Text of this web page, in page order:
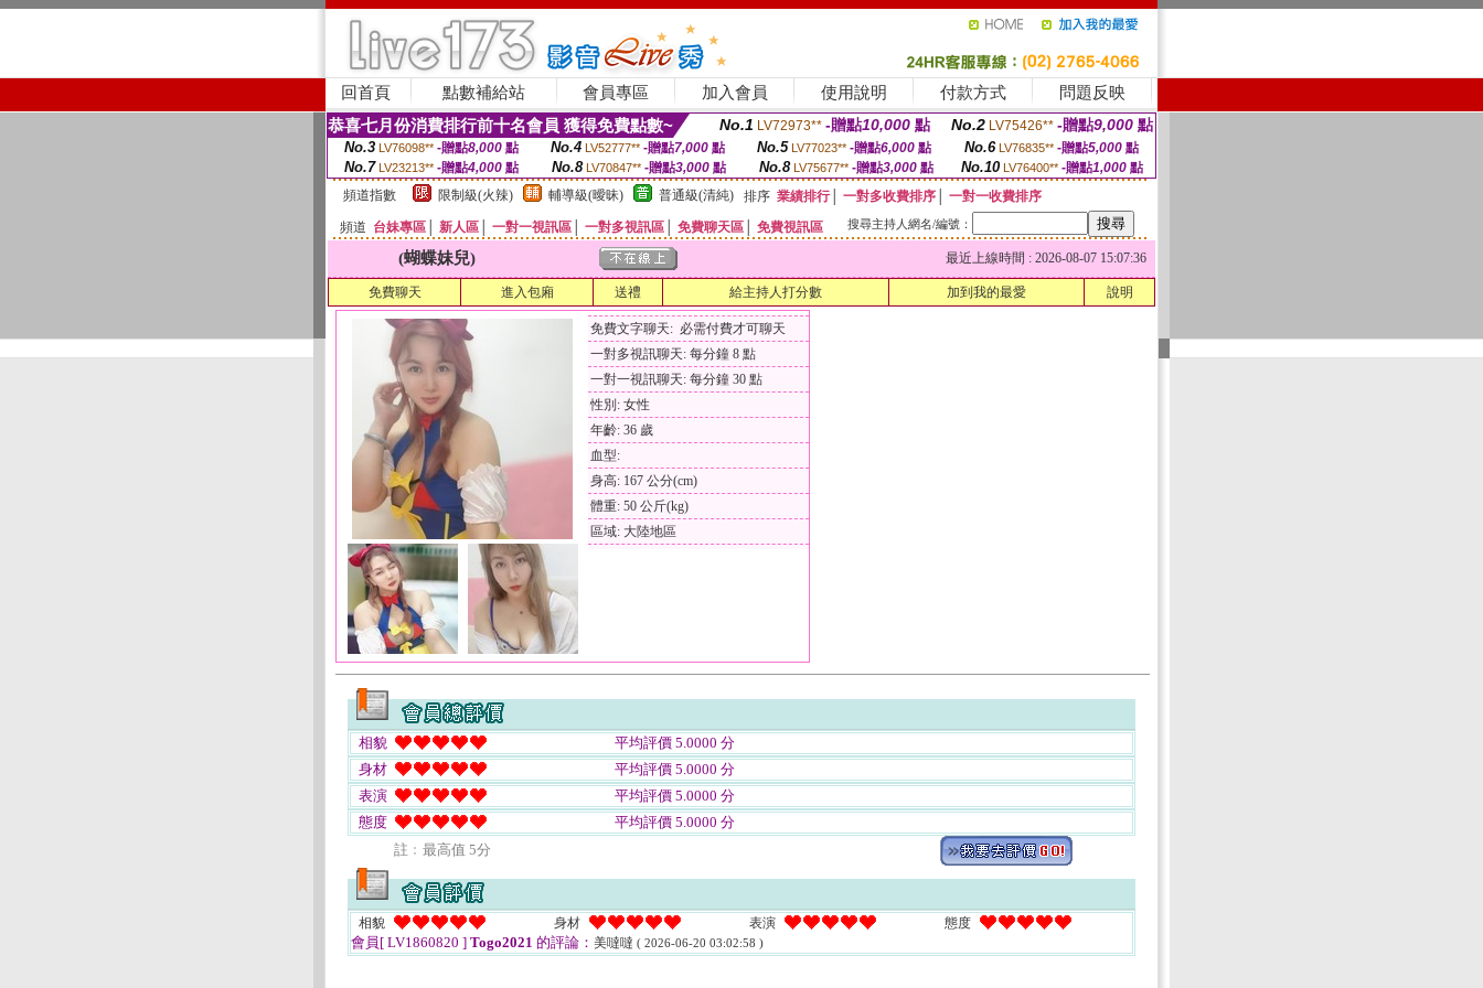
回首頁 點數補給站 會員專區 加入會員 使用說明 付款方式 問題反映
恭喜七月份消費排行前十名會員 獲得免費點數~ No.1 LV72973** -贈點10,000 點 No.2 LV75426** -贈點9,000 點
No.3 LV76098** -贈點8,000點 No.4 LV52777** -贈點7,000點 No.5 LV77023** -贈點6,000點 No.6 LV76835** -贈點5,000點
No.7 LV23213** -贈點4,000 點 No.8 LV70847** -贈點3,000 點 No.8 LV75677** -贈點3,000點 No.10 LV76400** -贈點1,000 點
頻道指數
限制級(火辣) 輔導級(曖昧) 普通級(清純) 排序 業績排行│ 一對多收費排序
一對一收費排序
頻道 台妹專區 新人區 一對一視訊區 一對多視訊區 免費聊天區 免費視訊區 搜尋主持人網名/編號：
(蝴蝶妹兒) 最近上線時間 : 2026-08-07 15:07:36
免費聊天 進入包廂 送禮 給主持人打分數 加到我的最愛 說明
免費文字聊天: 必需付費才可聊天
一對多視訊聊天: 每分鐘 8 點
一對一視訊聊天: 每分鐘 30 點
性別: 女性
年齡: 36 歲
血型:
身高: 167 公分(cm)
體重: 50 公斤(kg)
區域: 大陸地區
相貌
平均評價 5.0000 分
身材
平均評價 5.0000 分
表演
平均評價 5.0000 分
態度
平均評價 5.0000 分
註﹕最高值 5分
相貌 身材 表演 態度
會員[ LV1860820 ] Togo2021 的評論： 美噠噠 ( 2026-06-20 03:02:58 )